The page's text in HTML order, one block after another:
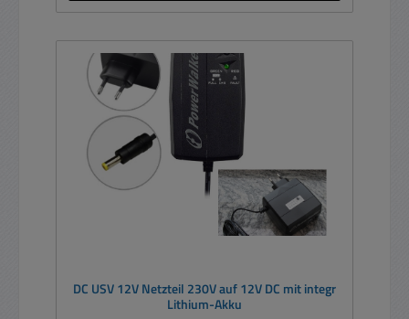
DC USV 12V Netzteil 230V auf 12V DC mit integr
Lithium-Akku